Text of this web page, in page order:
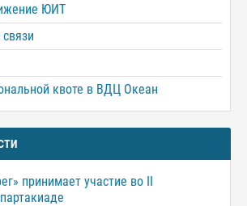
ЮИТ
квоте в ВДЦ Океан
принимает участие во II